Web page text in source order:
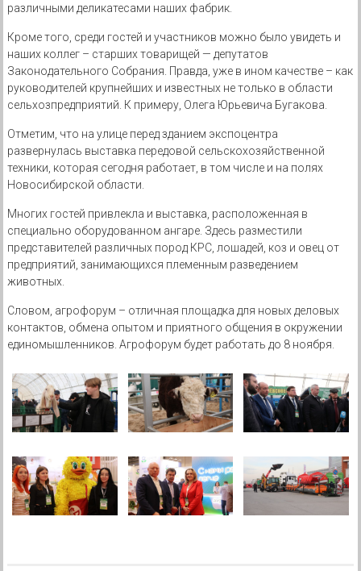
различными деликатесами наших фабрик.
Кроме того, среди гостей и участников можно было увидеть и
наших коллег – старших товарищей — депутатов
Законодательного Собрания. Правда, уже в ином качестве – как
руководителей крупнейших и известных не только в области
сельхозпредприятий. К примеру, Олега Юрьевича Бугакова.
Отметим, что на улице перед зданием экспоцентра
развернулась выставка передовой сельскохозяйственной
техники, которая сегодня работает, в том числе и на полях
Новосибирской области.
Многих гостей привлекла и выставка, расположенная в
специально оборудованном ангаре. Здесь разместили
представителей различных пород КРС, лошадей, коз и овец от
предприятий, занимающихся племенным разведением
животных.
Словом, агрофорум – отличная площадка для новых деловых
контактов, обмена опытом и приятного общения в окружении
единомышленников. Агрофорум будет работать до 8 ноября.